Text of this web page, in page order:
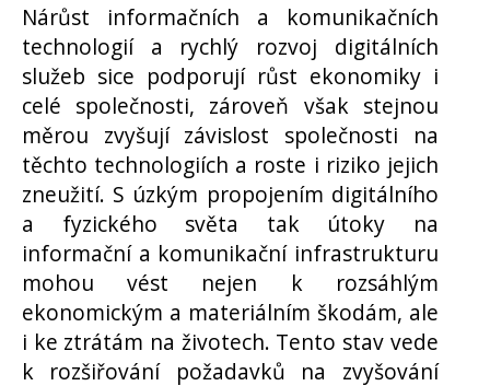
Nárůst informačních a komunikačních
technologií a rychlý rozvoj digitálních
služeb sice podporují růst ekonomiky i
celé společnosti, zároveň však stejnou
měrou zvyšují závislost společnosti na
těchto technologiích a roste i riziko jejich
zneužití. S úzkým propojením digitálního
a fyzického světa tak útoky na
informační a komunikační infrastrukturu
mohou vést nejen k rozsáhlým
ekonomickým a materiálním škodám, ale
i ke ztrátám na životech. Tento stav vede
k rozšiřování požadavků na zvyšování